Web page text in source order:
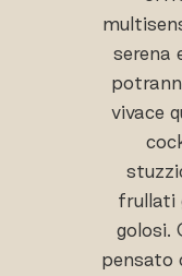
serena
vivace
frullati
golosi.
pensato